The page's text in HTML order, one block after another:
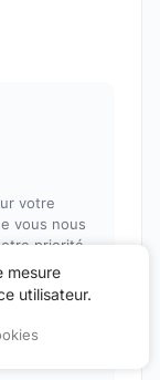
votre
vous nous
priorité,
a été à la
revenir
de vous
mesure
utilisateur.